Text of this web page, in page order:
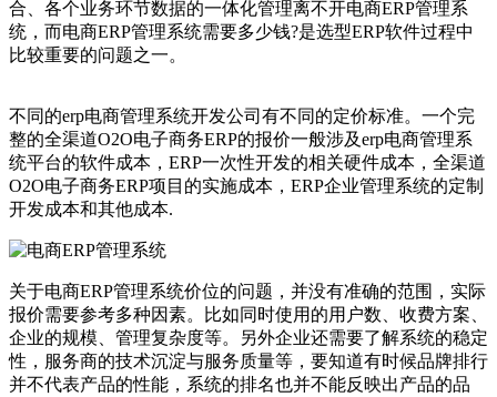
合、各个业务环节数据的一体化管理离不开电商ERP管理系
统，而电商ERP管理系统需要多少钱?是选型ERP软件过程中
比较重要的问题之一。
不同的erp电商管理系统开发公司有不同的定价标准。一个完
整的全渠道O2O电子商务ERP的报价一般涉及erp电商管理系
统平台的软件成本，ERP一次性开发的相关硬件成本，全渠道
O2O电子商务ERP项目的实施成本，ERP企业管理系统的定制
开发成本和其他成本.
关于电商ERP管理系统价位的问题，并没有准确的范围，实际
报价需要参考多种因素。比如同时使用的用户数、收费方案、
企业的规模、管理复杂度等。另外企业还需要了解系统的稳定
性，服务商的技术沉淀与服务质量等，要知道有时候品牌排行
并不代表产品的性能，系统的排名也并不能反映出产品的品